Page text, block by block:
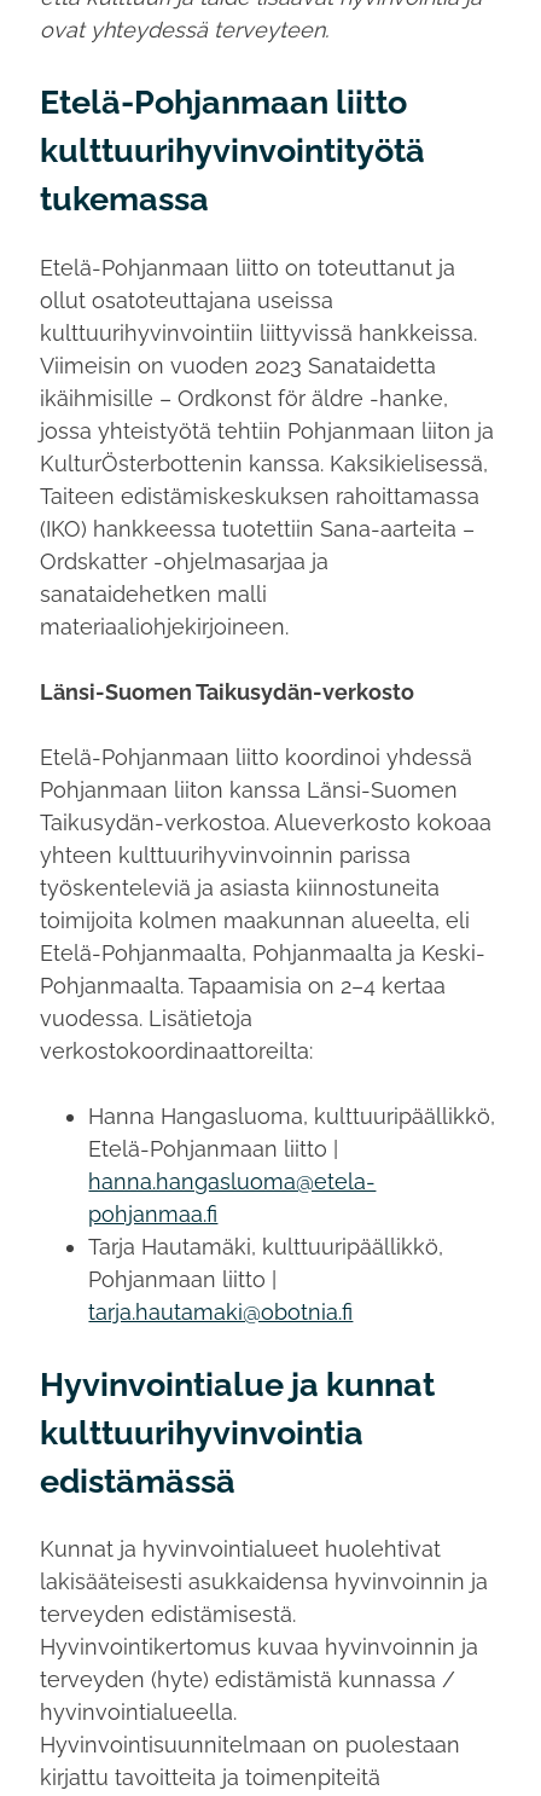
ovat yhteydessä terveyteen.
Etelä-Pohjanmaan liitto
kulttuurihyvinvointityötä
tukemassa
Etelä-Pohjanmaan liitto on toteuttanut ja
ollut osatoteuttajana useissa
kulttuurihyvinvointiin liittyvissä hankkeissa.
Viimeisin on vuoden 2023 Sanataidetta
ikäihmisille – Ordkonst för äldre -hanke,
jossa yhteistyötä tehtiin Pohjanmaan liiton ja
KulturÖsterbottenin kanssa. Kaksikielisessä,
Taiteen edistämiskeskuksen rahoittamassa
(IKO) hankkeessa tuotettiin Sana-aarteita –
Ordskatter -ohjelmasarjaa ja
sanataidehetken malli
materiaaliohjekirjoineen.
Länsi-Suomen Taikusydän-verkosto
Etelä-Pohjanmaan liitto koordinoi yhdessä
Pohjanmaan liiton kanssa Länsi-Suomen
Taikusydän-verkostoa. Alueverkosto kokoaa
yhteen kulttuurihyvinvoinnin parissa
työskenteleviä ja asiasta kiinnostuneita
toimijoita kolmen maakunnan alueelta, eli
Etelä-Pohjanmaalta, Pohjanmaalta ja Keski-
Pohjanmaalta. Tapaamisia on 2–4 kertaa
vuodessa. Lisätietoja
verkostokoordinaattoreilta:
Hanna Hangasluoma, kulttuuripäällikkö,
Etelä-Pohjanmaan liitto |
hanna.hangasluoma@etela-
pohjanmaa.fi
Tarja Hautamäki, kulttuuripäällikkö,
Pohjanmaan liitto |
tarja.hautamaki@obotnia.fi
Hyvinvointialue ja kunnat
kulttuurihyvinvointia
edistämässä
Kunnat ja hyvinvointialueet huolehtivat
lakisääteisesti asukkaidensa hyvinvoinnin ja
terveyden edistämisestä.
Hyvinvointikertomus kuvaa hyvinvoinnin ja
terveyden (hyte) edistämistä kunnassa /
hyvinvointialueella.
Hyvinvointisuunnitelmaan on puolestaan
kirjattu tavoitteita ja toimenpiteitä